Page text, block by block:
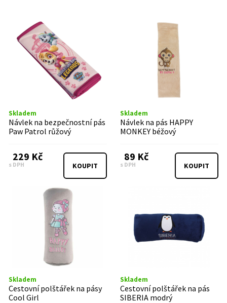
Skladem
Návlek na bezpečnostní pás
Paw Patrol růžový
229 Kč
s DPH KOUPIT
Skladem
Návlek na pás HAPPY
MONKEY béžový
89 Kč
s DPH KOUPIT
Skladem
Cestovní polštářek na pásy
Cool Girl
Skladem
Cestovní polštářek na pás
SIBERIA modrý